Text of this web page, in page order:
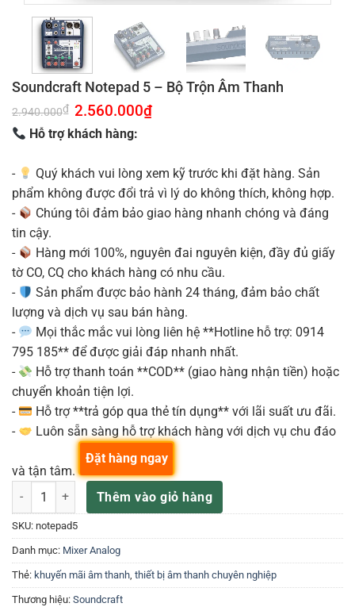
Soundcraft Notepad 5 – Bộ Trộn Âm Thanh
2.940.000₫ Giá
gốc
là:
2.940.000₫.
2.560.000₫Giá
Hỗ trợ khách hàng:
-
Quý khách vui lòng xem kỹ trước khi đặt hàng. Sản
phẩm không được đổi trả vì lý do không thích, không hợp.
-
Chúng tôi đảm bảo giao hàng nhanh chóng và đáng
tin cậy.
-
Hàng mới 100%, nguyên đai nguyên kiện, đầy đủ giấy
tờ CO, CQ cho khách hàng có nhu cầu.
-
Sản phẩm được bảo hành 24 tháng, đảm bảo chất
lượng và dịch vụ sau bán hàng.
-
Mọi thắc mắc vui lòng liên hệ **Hotline hỗ trợ: 0914
795 185** để được giải đáp nhanh nhất.
-
Hỗ trợ thanh toán **COD** (giao hàng nhận tiền) hoặc
chuyển khoản tiện lợi.
-
Hỗ trợ **trả góp qua thẻ tín dụng** với lãi suất ưu đãi.
-
Luôn sẵn sàng hỗ trợ khách hàng với dịch vụ chu đáo
và tận tâm.
Soundcraft Notepad 5 – Bộ Trộn Âm Thanh số lượng
Thêm vào giỏ hàng
Đặt hàng ngay
SKU: notepad5
Danh mục: Mixer Analog
Thẻ: khuyến mãi âm thanh, thiết bị âm thanh chuyên nghiệp
Thương hiệu: Soundcraft